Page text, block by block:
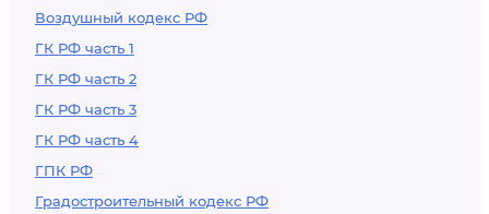
Воздушный кодекс РФ
ГК РФ часть 1
ГК РФ часть 2
ГК РФ часть 3
ГК РФ часть 4
ГПК РФ
Градостроительный кодекс РФ